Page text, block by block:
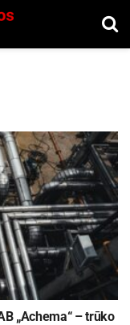
„Achema“ – trūko